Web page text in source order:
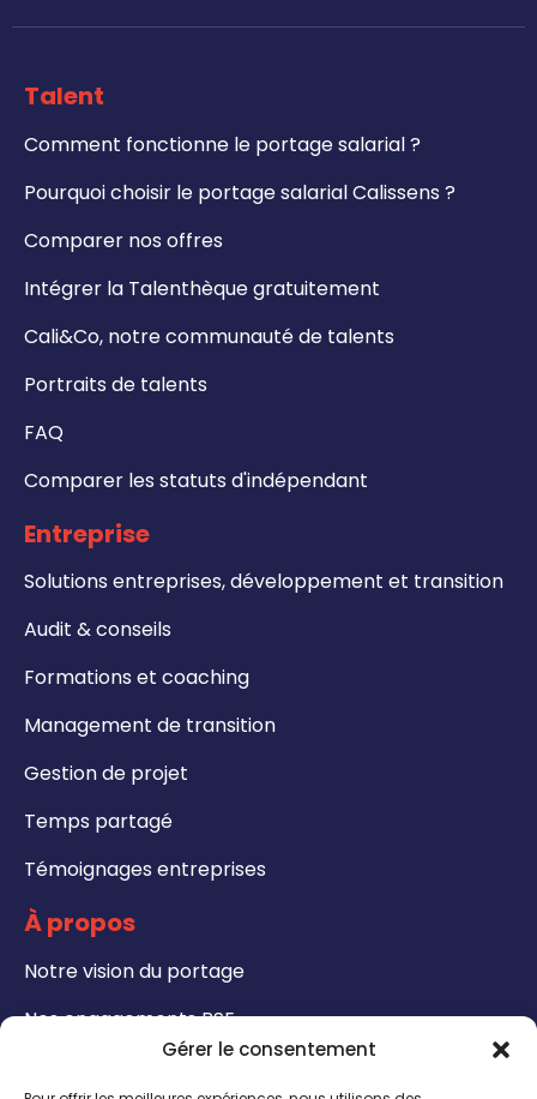
Gérer le consentement
Talent
Comment fonctionne le portage salarial ?
Pourquoi choisir le portage salarial Calissens ?
Comparer nos offres
Intégrer la Talenthèque gratuitement
Cali&Co, notre communauté de talents
Portraits de talents
FAQ
Comparer les statuts d'indépendant
Entreprise
Solutions entreprises, développement et transition
Audit & conseils
Formations et coaching
Management de transition
Gestion de projet
Temps partagé
Témoignages entreprises
À propos
Notre vision du portage
Nos engagements RSE